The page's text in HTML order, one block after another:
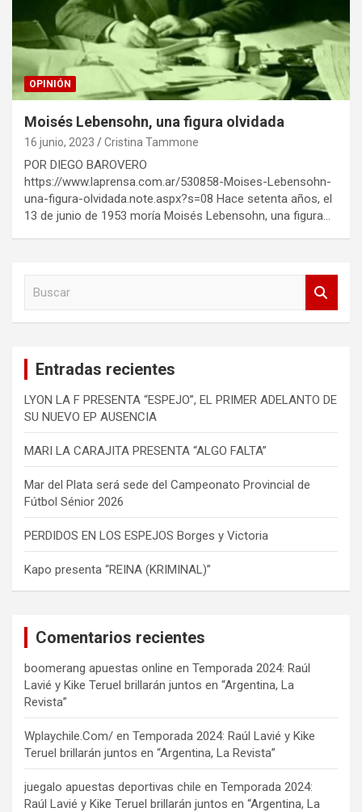
OPINIÓN
Moisés Lebensohn, una figura olvidada
16 junio, 2023 Cristina Tammone
POR DIEGO BAROVERO
https://www.laprensa.com.ar/530858-Moises-Lebensohn-
una-figura-olvidada.note.aspx?s=08 Hace setenta años, el
13 de junio de 1953 moría Moisés Lebensohn, una figura…
Entradas recientes
LYON LA F PRESENTA “ESPEJO”, EL PRIMER ADELANTO DE
SU NUEVO EP AUSENCIA
MARI LA CARAJITA PRESENTA “ALGO FALTA”
Mar del Plata será sede del Campeonato Provincial de
Fútbol Sénior 2026
PERDIDOS EN LOS ESPEJOS Borges y Victoria
Kapo presenta “REINA (KRIMINAL)”
Comentarios recientes
boomerang apuestas online en Temporada 2024: Raúl
Lavié y Kike Teruel brillarán juntos en “Argentina, La
Revista”
Wplaychile.Com/ en Temporada 2024: Raúl Lavié y Kike
Teruel brillarán juntos en “Argentina, La Revista”
juegalo apuestas deportivas chile en Temporada 2024:
Raúl Lavié y Kike Teruel brillarán juntos en “Argentina, La